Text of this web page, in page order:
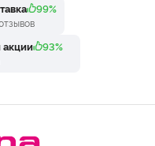
99%
акции 93%